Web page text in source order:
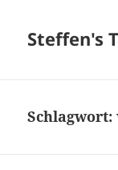
Steffen's
Schlagwort: